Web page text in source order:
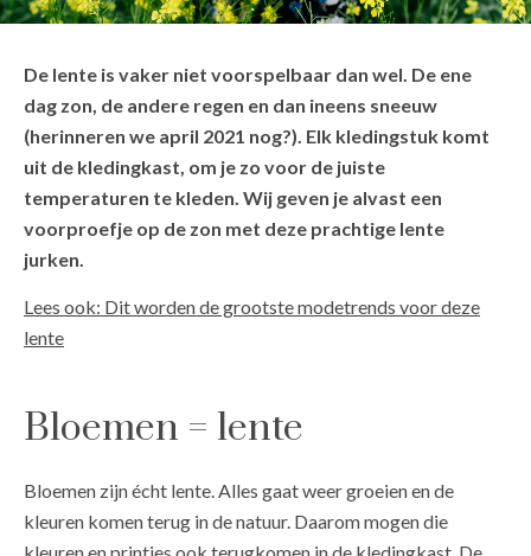
De lente is vaker niet voorspelbaar dan wel. De ene
dag zon, de andere regen en dan ineens sneeuw
(herinneren we april 2021 nog?). Elk kledingstuk komt
uit de kledingkast, om je zo voor de juiste
temperaturen te kleden. Wij geven je alvast een
voorproefje op de zon met deze prachtige lente
jurken.
Lees ook: Dit worden de grootste modetrends voor deze
lente
Bloemen = lente
Bloemen zijn écht lente. Alles gaat weer groeien en de
kleuren komen terug in de natuur. Daarom mogen die